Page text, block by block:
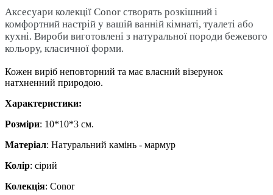
Аксесуари колекції Conor створять розкішний і
комфортний настрій у вашій ванній кімнаті, туалеті або
кухні. Вироби виготовлені з натуральної породи бежевого
кольору, класичної форми.
Кожен виріб неповторний та має власний візерунок
натхненний природою.
​​​​​​​Характеристики:
Розміри: 10*10*3 см.
Матеріал: Натуральний камінь - мармур
Колір: сірий
Колекція: Conor